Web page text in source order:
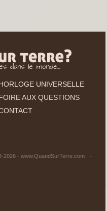
UNIVERSELLE
AUX QUESTIONS
2026 - www.QuandSurTerre.com